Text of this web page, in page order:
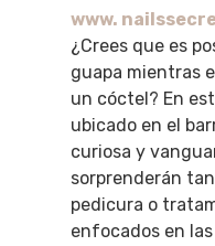
www.
¿Crees que es
guapa mientras
un cóctel? En
ubicado en el
curiosa y
sorprenderán
pedicura o
enfocados en